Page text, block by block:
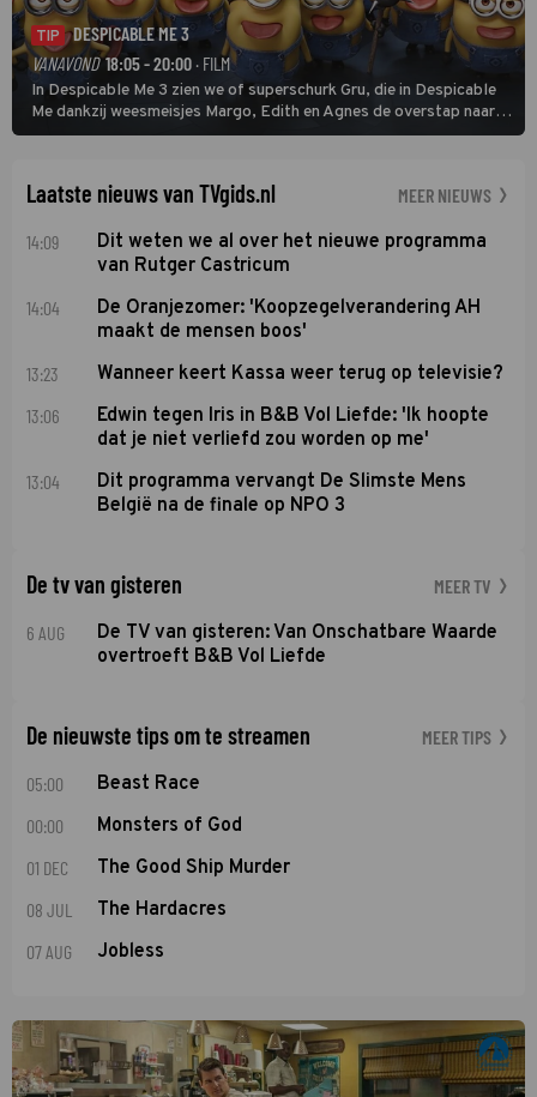
TIP
DESPICABLE ME 3
VANAVOND 18:05 - 20:00· FILM
In Despicable Me 3 zien we of superschurk Gru, die in Despicable
Me dankzij weesmeisjes Margo, Edith en Agnes de overstap naar
het rechte pad maakte, ook op dat pad weet te blijven.
Laatste nieuws van TVgids.nl MEER NIEUWS
14:09
Dit weten we al over het nieuwe programma
van Rutger Castricum
14:04
De Oranjezomer: 'Koopzegelverandering AH
maakt de mensen boos'
13:23 Wanneer keert Kassa weer terug op televisie?
13:06
Edwin tegen Iris in B&B Vol Liefde: 'Ik hoopte
dat je niet verliefd zou worden op me'
13:04
Dit programma vervangt De Slimste Mens
België na de finale op NPO 3
De tv van gisteren MEER TV
6 AUG
De TV van gisteren: Van Onschatbare Waarde
overtroeft B&B Vol Liefde
De nieuwste tips om te streamen MEER TIPS
05:00 Beast Race
00:00 Monsters of God
01 DEC The Good Ship Murder
08 JUL The Hardacres
07 AUG Jobless